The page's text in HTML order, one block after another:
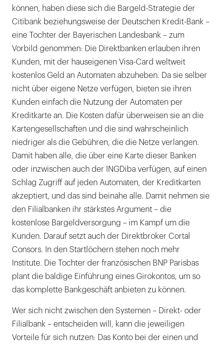
können, haben diese sich die Bargeld-Strategie der
Citibank beziehungsweise der Deutschen Kredit-Bank –
eine Tochter der Bayerischen Landesbank – zum
Vorbild genommen: Die Direktbanken erlauben ihren
Kunden, mit der hauseigenen Visa-Card weltweit
kostenlos Geld an Automaten abzuheben. Da sie selber
nicht über eigene Netze verfügen, bieten sie ihren
Kunden einfach die Nutzung der Automaten per
Kreditkarte an. Die Kosten dafür überweisen sie an die
Kartengesellschaften und die sind wahrscheinlich
niedriger als die Gebühren, die die Netze verlangen.
Damit haben alle, die über eine Karte dieser Banken
oder inzwischen auch der INGDiba verfügen, auf einen
Schlag Zugriff auf jeden Automaten, der Kreditkarten
akzeptiert, und das sind beinahe alle. Damit nehmen sie
den Filialbanken ihr stärkstes Argument – die
kostenlose Bargeldversorgung – im Kampf um die
Kunden. Darauf setzt auch der Direktbroker Cortal
Consors. In den Startlöchern stehen noch mehr
Institute. Die Tochter der französischen BNP Parisbas
plant die baldige Einführung eines Girokontos, um so
das komplette Bankgeschäft anbieten zu können.
Wer sich nicht zwischen den Systemen – Direkt- oder
Filialbank – entscheiden will, kann die jeweiligen
Vorteile für sich nutzen: Das Konto bei der einen und